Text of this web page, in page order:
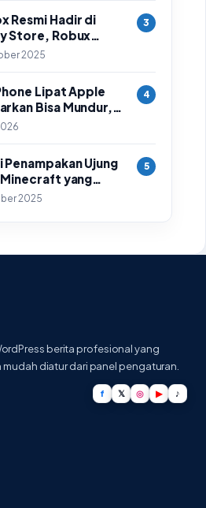
Resmi Hadir di
Store, Robux
25%: Cara Klaim
2025
3
Lipat Apple
Bisa Mundur,
Utamanya
4
Penampakan Ujung
Minecraft yang
Setelah 14
2025
5
berita profesional yang
diatur dari panel pengaturan.
f 𝕏 ◎ ▶ ♪